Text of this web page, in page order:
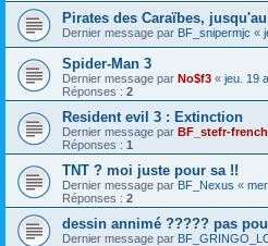
Pirates des Caraïbes,
Dernier message par BF_snipermjc «
Spider-Man 3
Dernier message par No$f3 « jeu. 19
Réponses : 2
Resident evil 3 : Extinction
Dernier message par BF_stefr-
Réponses : 1
TNT ? moi juste pour sa !!
Dernier message par BF_Nexus «
Réponses : 2
dessin annimé ????? pas
Dernier message par